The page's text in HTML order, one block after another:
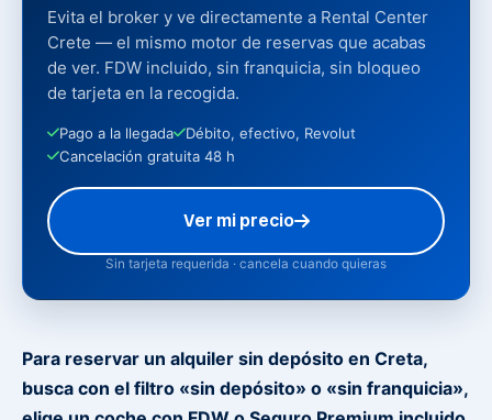
Evita el broker y ve directamente a Rental Center
Crete — el mismo motor de reservas que acabas
de ver. FDW incluido, sin franquicia, sin bloqueo
de tarjeta en la recogida.
Pago a la llegada
Débito, efectivo, Revolut
Cancelación gratuita 48 h
Ver mi precio
Sin tarjeta requerida · cancela cuando quieras
Para reservar un alquiler sin depósito en Creta,
busca con el filtro «sin depósito» o «sin franquicia»,